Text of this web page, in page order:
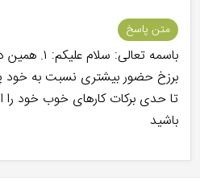
متن پاسخ
تا حدی برکات کارهای خوب خود
باشید